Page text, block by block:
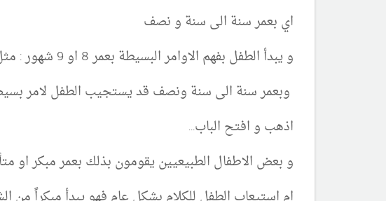
اي بعمر سنة الى سنة و نصف
و يبدأ الطفل بفهم الاوامر البسيطة بعمر 8 او 9 شهور : مثل : هات , خذ و ذلك للاشياء التي فيد يد الطفل
وبعمر سنة الى سنة ونصف قد يستجيب الطفل لامر
اذهب و افتح الباب...
و بعض الاطفال الطبيعيين يقومون بذلك بعمر مبكر او